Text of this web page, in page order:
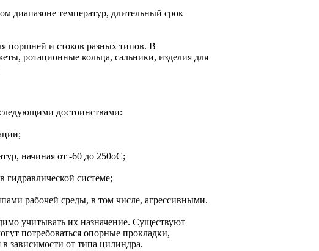
диапазоне температур, длительный срок
поршней и стоков разных типов. В
ротационные кольца, сальники, изделия для
достоинствами:
начиная от -60 до 250оС;
гидравлической системе;
рабочей среды, в том числе, агрессивными.
учитывать их назначение. Существуют
потребоваться опорные прокладки,
зависимости от типа цилиндра.